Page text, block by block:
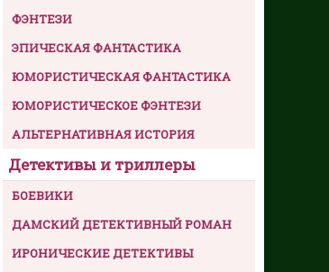
ФЭНТЕЗИ
ЭПИЧЕСКАЯ ФАНТАСТИКА
ЮМОРИСТИЧЕСКАЯ ФАНТАСТИКА
ЮМОРИСТИЧЕСКОЕ ФЭНТЕЗИ
АЛЬТЕРНАТИВНАЯ ИСТОРИЯ
Детективы и триллеры
БОЕВИКИ
ДАМСКИЙ ДЕТЕКТИВНЫЙ РОМАН
ИРОНИЧЕСКИЕ ДЕТЕКТИВЫ